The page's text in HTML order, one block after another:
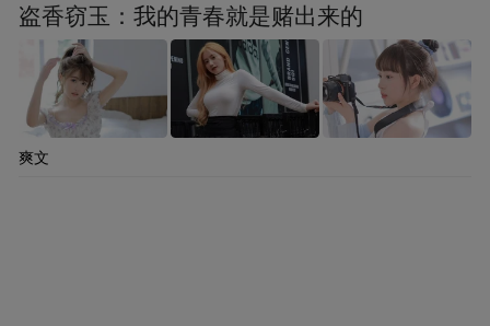
盗香窃玉：我的青春就是赌出来的
爽文